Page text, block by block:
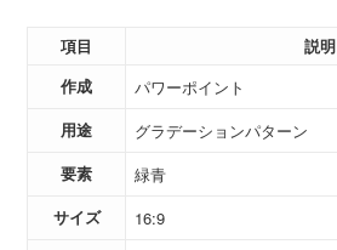
項目
説明
作成
パワーポイント
用途
グラデーションパターン
要素
緑青
サイズ
16:9